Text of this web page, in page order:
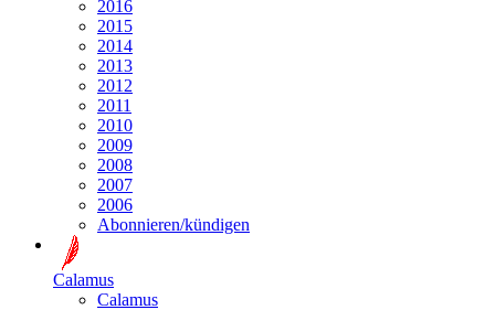
2016
2015
2014
2013
2012
2011
2010
2009
2008
2007
2006
Abonnieren/kündigen
Calamus
Calamus